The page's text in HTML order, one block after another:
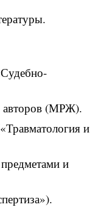
авторов (МРЖ).
и
и